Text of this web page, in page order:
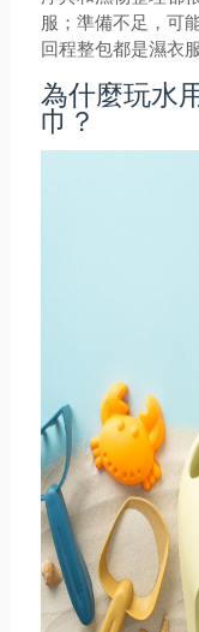
服；準備不足，可
回程整包都是濕衣服
為什麼玩水
巾？